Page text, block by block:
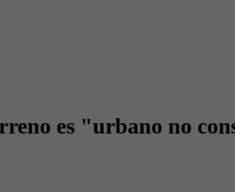
es "urbano no